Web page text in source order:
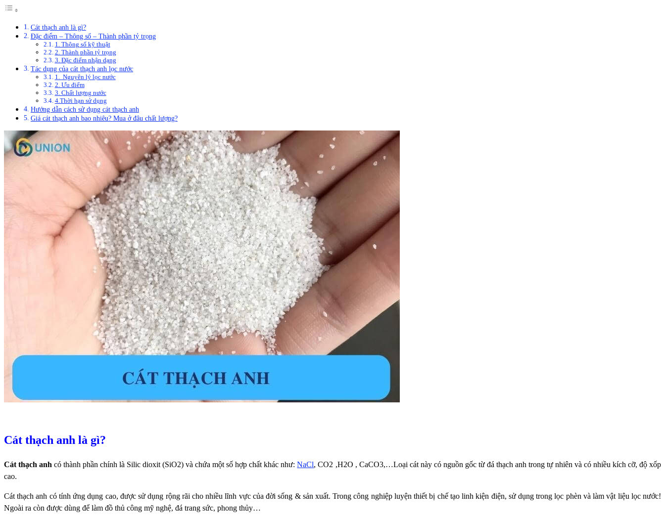
Cát thạch anh là gì?
Đặc điểm – Thông số – Thành phần tỷ trọng
1. Thông số kỹ thuật
2. Thành phần tỷ trọng
3. Đặc điểm nhận dạng
Tác dụng của cát thạch anh lọc nước
1. Nguyên lý lọc nước
2. Ưu điểm
3. Chất lượng nước
4.Thời hạn sử dụng
Hướng dẫn cách sử dụng cát thạch anh
Giá cát thạch anh bao nhiêu? Mua ở đâu chất lượng?
Cát thạch anh là gì?
Cát thạch anh có thành phần chính là Silic dioxit (SiO2) và chứa một số hợp chất khác như:NaCl, CO2 ,H2O , CaCO3,…Loại cát này có nguồn gốc từ đá thạch anh trong tự nhiên và có nhiều kích cỡ, độ xốp
cao.
Cát thạch anh có tính ứng dụng cao, được sử dụng rộng rãi cho nhiều lĩnh vực của đời sống & sản xuất. Trong công nghiệp luyện thiết bị chế tạo linh kiện điện, sử dụng trong lọc phèn và làm vật liệu lọc nước!
Ngoài ra còn được dùng để làm đồ thủ công mỹ nghệ, đá trang sức, phong thủy…